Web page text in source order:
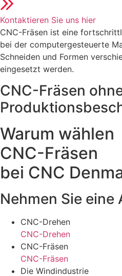
Kontaktieren Sie uns hier
CNC-Fräsen ist eine
bei der computergesteuerte
Schneiden und Formen
eingesetzt werden.
CNC-Fräsen
Warum wählen
CNC-Fräsen
bei CNC
Nehmen Sie eine
CNC-Drehen
CNC-Drehen
CNC-Fräsen
CNC-Fräsen
Die Windindustrie